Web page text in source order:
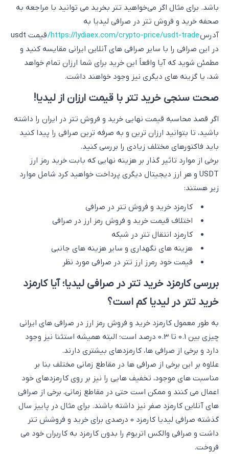
باشد. برای مثال اگر می‌خواهید تتر بخرید می توانید با مراجعه به
صحفه خرید و فروش تتر در صرافی لیدیا به
آدرسhttps://lydiaex.com/crypto-price/usdt-trade/
قیمت usdt
در این صرافی را با سایر صرافی های آنلاین ایرانی مقایسه کنید و
مطمئن شوید که آیا واقعاً این خرید برای شما ارزان تمام خواهد
شد، یا گزینه های دیگری نیز وجود خواهند داشت.
صحت سنجی خرید تتر با قیمت ارزان از لیدیا!
اگر قصد محاسبه قیمت نهایی خرید و فروش تتر در ایران را داشته
باشید، تا بتوانید ارزان ترین و به صرفه ترین صرافی را پیدا کنید
باید فاکتورهای مختلف زیادی را بررسی کنید.
برخی از موارد تاثیر گذار بر هزینه نهایی که بابت خرید رمز ارز
USDT و هر ارز دیجیتال دیگری پرداخت خواهید کرد شامل موارد
زیر هستند:
کارمزد خرید و فروش تتر در صرافی
اختلاف قیمت خرید و فروش رمز ارز در صرافی
کارمزد انتقال تتر در شبکه
هزینه های نگهداری و سایر هزینه های جانبی
قیمت خود رمرز ارز تتر در صرافی مورد نظر
بررسی کارمزد خرید تتر در صرافی لیدیا؛ آیا کارمزد
خرید تتر در لیدیا کم است؟
به طور معمول کارمزد خرید و فروش رمز ارز در صرافی های ایرانی
چیزی بین 0.1 تا 0.3 درصد است؛ البته همیشه استثنا نیز وجود
دارد و برخی از صرافی ها، کارمزدهای بیشتری دارند.
علاوه بر این برخی از صرافی ها در مقاطع زمانی مختلف بنا بر
مناسبت های موجود، تخفیف هایی را نیز بر روی کارمزدهای خود
اعمال می کنند و ممکن است حتی در مقاطع زمانی، برخی از صرافی
های آنلاین کارمزد صفر نیز داشته باشند. برای مثال در پاییز سال
گذشته صرافی لیدیا کارمزد 0 درصدی برای خرید و فروشش تتر
داشت و صرافی والکس اتریوم را بدون کارمزد به کاربران خود می
فروخت.